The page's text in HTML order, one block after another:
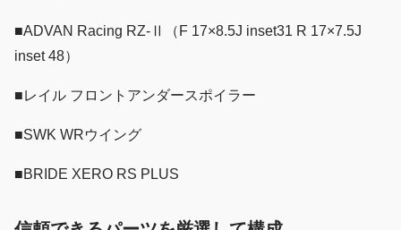
■ADVAN Racing RZ-Ⅱ（F 17×8.5J inset31 R 17×7.5J
inset 48）
■レイル フロントアンダースポイラー
■SWK WRウイング
■BRIDE XERO RS PLUS